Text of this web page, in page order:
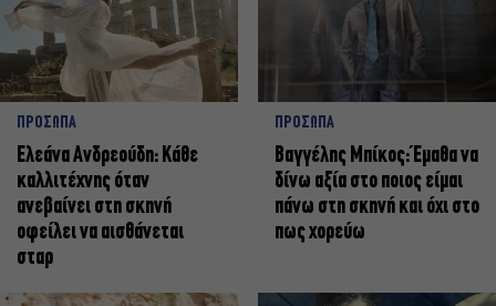
ΠΡΟΣΩΠΑ
Ελεάνα Ανδρεούδη: Κάθε
καλλιτέχνης όταν
ανεβαίνει στη σκηνή
οφείλει να αισθάνεται
σταρ
ΠΡΟΣΩΠΑ
Βαγγέλης Μπίκος: Έμαθα να
δίνω αξία στο ποιος είμαι
πάνω στη σκηνή και όχι στο
πως χορεύω